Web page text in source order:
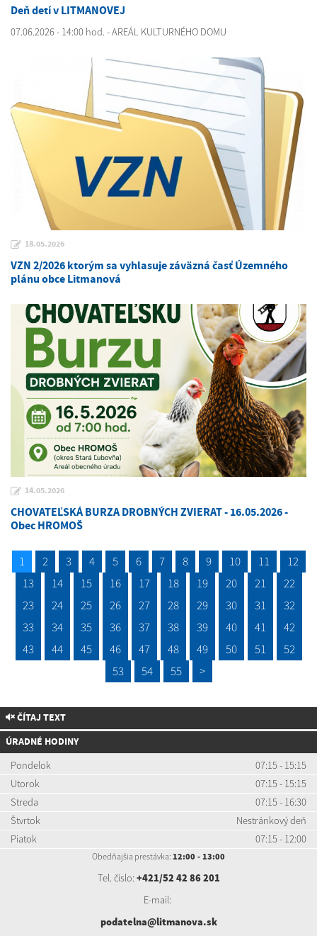
Deň detí v LITMANOVEJ
07.06.2026 - 14:00 hod. - AREÁL KULTURNÉHO DOMU
18.05.2026
VZN 2/2026 ktorým sa vyhlasuje záväzná časť Územného
plánu obce Litmanová
14.05.2026
CHOVATEĽSKÁ BURZA DROBNÝCH ZVIERAT - 16.05.2026 -
Obec HROMOŠ
1 2 3 4 5 6 7 8 9 10 11
12
13
14 15 16 17 18 19 20 21
22
23
24 25 26 27 28 29 30 31
32
33
34 35 36 37 38 39 40 41
42
43
44 45 46 47 48 49 50 51
52
53
54 55 >
ČÍTAJ TEXT
ÚRADNÉ HODINY
Pondelok
07:15 - 15:15
Utorok
07:15 - 15:15
Streda
07:15 - 16:30
Štvrtok
Nestránkový deň
Piatok
07:15 - 12:00
Obedňajšia prestávka: 12:00 - 13:00
Tel. číslo: +421/52 42 86 201
E-mail:
podatelna@litmanova.sk